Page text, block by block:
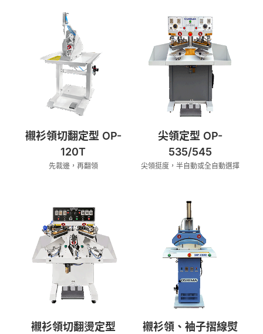
襯衫領切翻定型 OP-
120T
先裁邊，再翻領
尖領定型 OP-
535/545
尖領挺度，半自動或全自動選擇
襯衫領切翻燙定型
襯衫領、袖子摺線熨